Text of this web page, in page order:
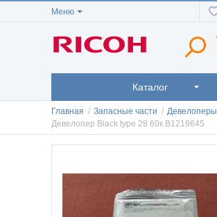
Меню
Каталог
Главная / Запасные части / Девелоперы
Девелопер Black type 28 60к B1219645